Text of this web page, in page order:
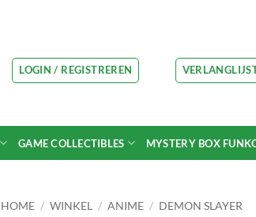
LOGIN / REGISTREREN
GAME COLLECTIBLES MYSTERY BOX
HOME / WINKEL / ANIME / DEMON SLAYER